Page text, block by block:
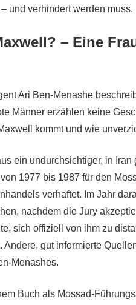
und verhindert werden muss.
– Eine
Ari Ben-Menashe
Männer erzählen keine
kommt und wie
ein undurchsichtiger, in Iran
1977 bis 1987 für den
verhaftet. Im Jahr
nachdem die Jury
sich offiziell von ihm zu
gut informierte
Menashes.
Buch als Mossad-